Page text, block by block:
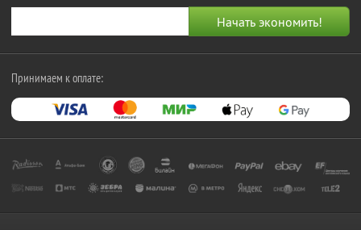
Принимаем к оплате: